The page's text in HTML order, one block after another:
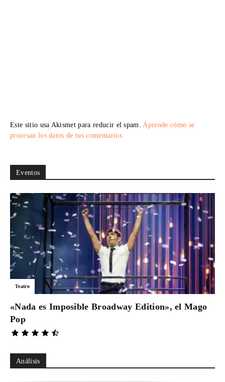
Este sitio usa Akismet para reducir el spam. Aprende cómo se
procesan los datos de tus comentarios.
Eventos
Teatro
«Nada es Imposible Broadway Edition», el Mago
Pop
Análisis